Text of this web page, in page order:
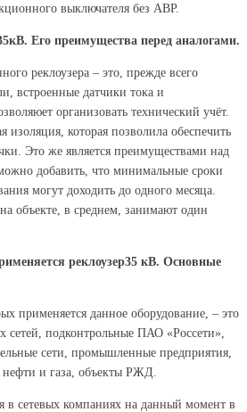
выключателя без АВР.
Его преимущества перед аналогами.
реклоузера – это, прежде всего
встроенные датчики тока и
организовать технический учёт.
изоляция, которая позволила обеспечить
Это же является преимуществами над
добавить, что минимальные сроки
могут доходить до одного месяца.
объекте, в среднем, занимают один
реклоузер35 кВ. Основные
применяется данное оборудование, – это
сетей, подконтрольные ПАО «Россети»,
сети, промышленные предприятия,
и газа, объекты РЖД.
в сетевых компаниях на данный момент в